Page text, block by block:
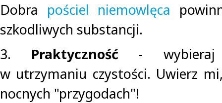
Dobra pościel niemowlęca
szkodliwych substancji.
3. Praktyczność - wybieraj
w utrzymaniu czystości. Uwierz
nocnych "przygodach"!